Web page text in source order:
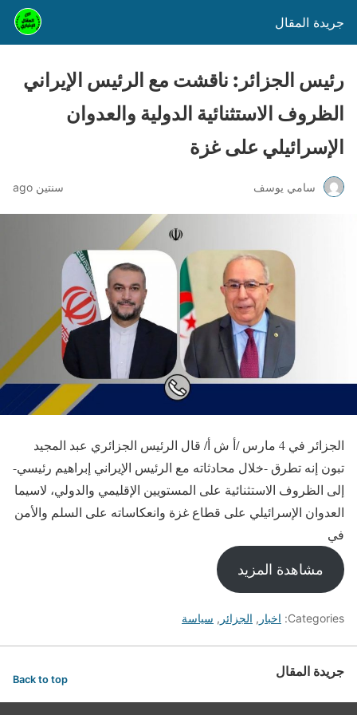
جريدة المقال
رئيس الجزائر: ناقشت مع الرئيس الإيراني
الظروف الاستثنائية الدولية والعدوان
الإسرائيلي على غزة
سامي يوسف سنتين ago
الجزائر في 4 مارس /أ ش أ/ قال الرئيس الجزائري عبد المجيد
تبون إنه تطرق -خلال محادثاته مع الرئيس الإيراني إبراهيم رئيسي-
إلى الظروف الاستثنائية على المستويين الإقليمي والدولي، لاسيما
العدوان الإسرائيلي على قطاع غزة وانعكاساته على السلم والأمن
في
مشاهدة المزيد
Categories: اخبار , الجزائر , سياسة
جريدة المقال Back to top